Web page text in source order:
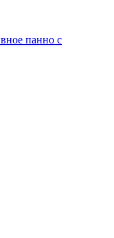
панно с